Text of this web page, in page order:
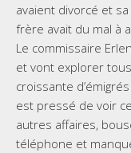
avaient divorcé et
frère avait du mal à
Le commissaire
et vont explorer
croissante
est pressé de voir
autres affaires,
téléphone et